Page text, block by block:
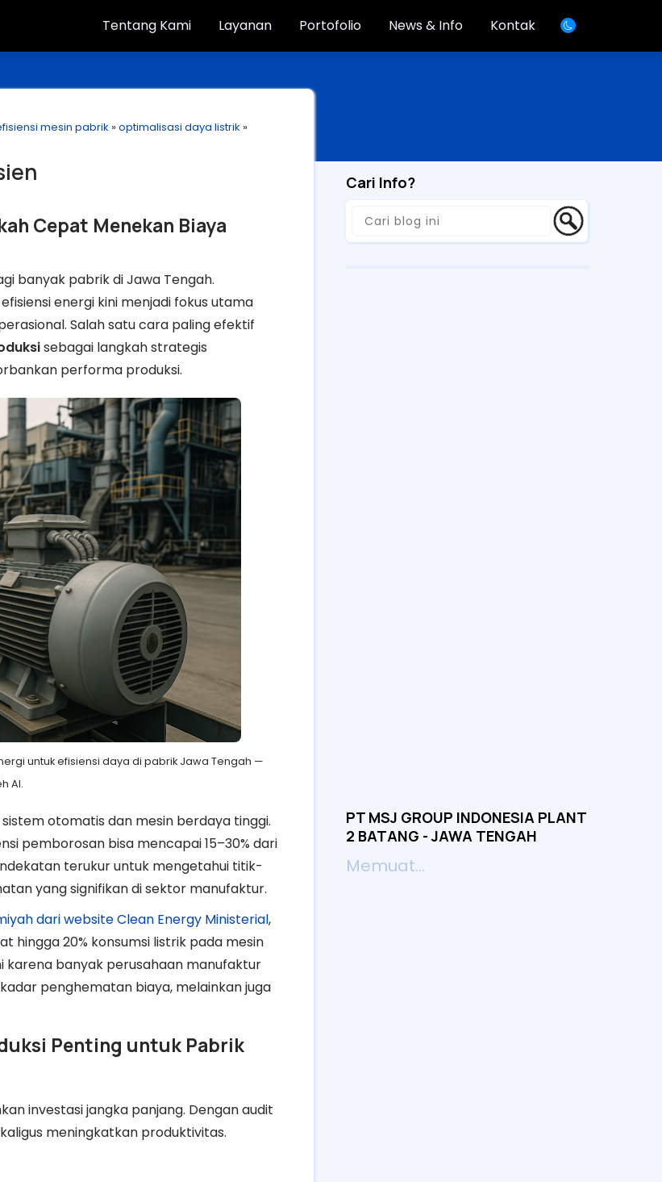
Tentang Kami Layanan Portofolio News & Info Kontak
mesin pabrik »optimalisasi daya listrik »
Cepat Menekan Biaya
banyak pabrik di Jawa Tengah.
efisiensi energi kini menjadi fokus utama
Salah satu cara paling efektif
sebagai langkah strategis
performa produksi.
untuk efisiensi daya di pabrik Jawa Tengah —
AI.
otomatis dan mesin berdaya tinggi.
pemborosan bisa mencapai 15–30% dari
terukur untuk mengetahui titik-
yang signifikan di sektor manufaktur.
dari website Clean Energy Ministerial,
20% konsumsi listrik pada mesin
karena banyak perusahaan manufaktur
penghematan biaya, melainkan juga
Penting untuk Pabrik
investasi jangka panjang. Dengan audit
meningkatkan produktivitas.
Cari Info?
PT MSJ GROUP INDONESIA PLANT
2 BATANG - JAWA TENGAH
Memuat...